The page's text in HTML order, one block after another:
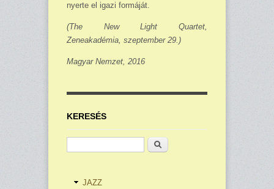
nyerte el igazi formáját.
(The New Light Quartet,
Zeneakadémia, szeptember 29.)
Magyar Nemzet, 2016
KERESÉS
Keresés
JAZZ